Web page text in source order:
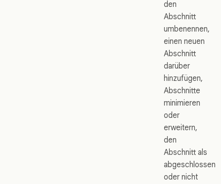
den
Abschnitt
umbenennen,
einen neuen
Abschnitt
darüber
hinzufügen,
Abschnitte
minimieren
oder
erweitern,
den
Abschnitt als
abgeschlossen
oder nicht